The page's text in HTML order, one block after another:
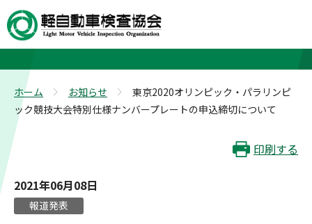
お知らせ
ホーム お知らせ
東京2020オリンピック・パラリンピ
ック競技大会特別仕様ナンバープレートの申込締切について
印刷する
2021年06月08日
報道発表